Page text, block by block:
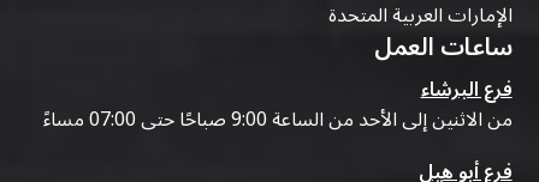
الإمارات العربية المتحدة
ساعات العمل
فرع البرشاء
من الاثنين إلى الأحد من الساعة 9:00 صباحًا حتى 07:00 مساءً
فرع أبو هيل